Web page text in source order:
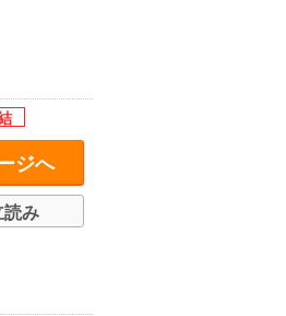
ジへ
読み